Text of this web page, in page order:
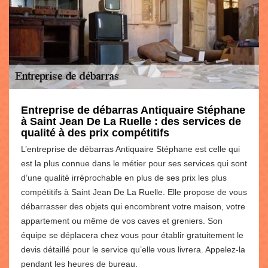
Entreprise de débarras Antiquaire Stéphane
à Saint Jean De La Ruelle : des services de
qualité à des prix compétitifs
L’entreprise de débarras Antiquaire Stéphane est celle qui
est la plus connue dans le métier pour ses services qui sont
d’une qualité irréprochable en plus de ses prix les plus
compétitifs à Saint Jean De La Ruelle. Elle propose de vous
débarrasser des objets qui encombrent votre maison, votre
appartement ou même de vos caves et greniers. Son
équipe se déplacera chez vous pour établir gratuitement le
devis détaillé pour le service qu’elle vous livrera. Appelez-la
pendant les heures de bureau.